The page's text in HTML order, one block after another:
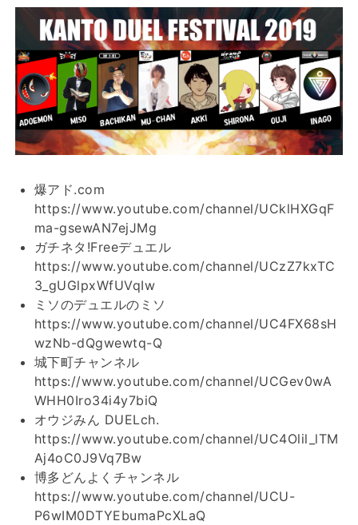
爆アド.com
https://www.youtube.com/channel/UCklHXGqF
ma-gsewAN7ejJMg
ガチネタ!Freeデュエル
https://www.youtube.com/channel/UCzZ7kxTC
3_gUGlpxWfUVqIw
ミソのデュエルのミソ
https://www.youtube.com/channel/UC4FX68sH
wzNb-dQgwewtq-Q
城下町チャンネル
https://www.youtube.com/channel/UCGev0wA
WHH0Iro34i4y7biQ
オウジみん DUELch.
https://www.youtube.com/channel/UC4Olil_lTM
Aj4oC0J9Vq7Bw
博多どんよくチャンネル
https://www.youtube.com/channel/UCU-
P6wIM0DTYEbumaPcXLaQ